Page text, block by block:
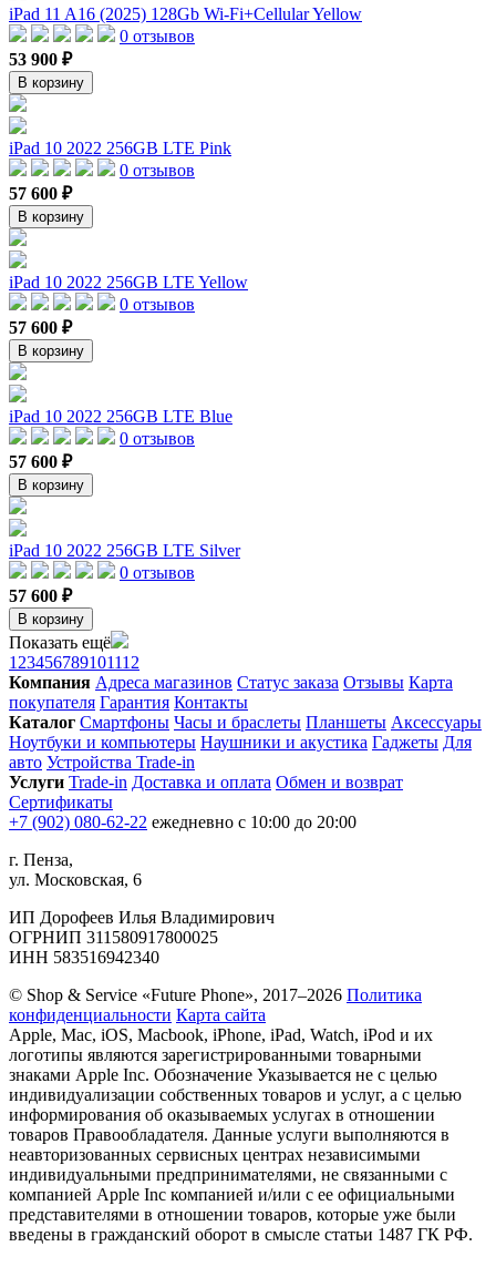
iPad 11 A16 (2025) 128Gb Wi-Fi+Cellular Yellow
0 отзывов
53 900 ₽
В корзину
iPad 10 2022 256GB LTE Pink
0 отзывов
57 600 ₽
В корзину
iPad 10 2022 256GB LTE Yellow
0 отзывов
57 600 ₽
В корзину
iPad 10 2022 256GB LTE Blue
0 отзывов
57 600 ₽
В корзину
iPad 10 2022 256GB LTE Silver
0 отзывов
57 600 ₽
В корзину
Показать ещё
1 23456789101112
Компания Адреса магазинов Статус заказа Отзывы Карта
покупателя Гарантия Контакты
Каталог Смартфоны Часы и браслеты Планшеты Аксессуары
Ноутбуки и компьютеры Наушники и акустика Гаджеты Для
авто Устройства Trade-in
Услуги Trade-in Доставка и оплата Обмен и возврат
Сертификаты
+7 (902) 080-62-22 ежедневно с 10:00 до 20:00
г. Пенза,
ул. Московская, 6
ИП Дорофеев Илья Владимирович
ОГРНИП 311580917800025
ИНН 583516942340
© Shop & Service «Future Phone», 2017–2026 Политика
конфиденциальности Карта сайта
Apple, Mac, iOS, Macbook, iPhone, iPad, Watch, iPod и их
логотипы являются зарегистрированными товарными
знаками Apple Inc. Обозначение Указывается не с целью
индивидуализации собственных товаров и услуг, а с целью
информирования об оказываемых услугах в отношении
товаров Правообладателя. Данные услуги выполняются в
неавторизованных сервисных центрах независимыми
индивидуальными предпринимателями, не связанными с
компанией Apple Inc компанией и/или с ее официальными
представителями в отношении товаров, которые уже были
введены в гражданский оборот в смысле статьи 1487 ГК РФ.